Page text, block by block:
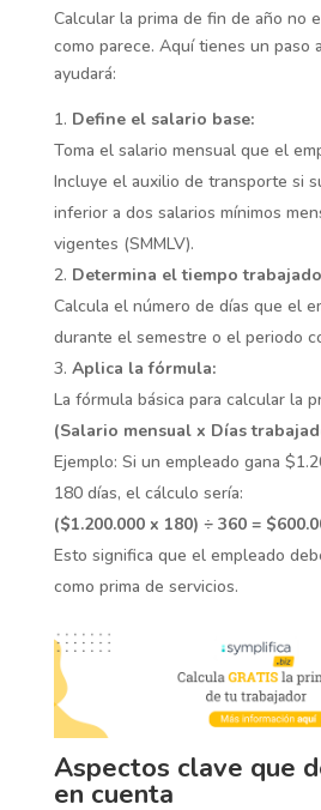
Calcular la prima de fin de año no
como parece. Aquí tienes un paso
ayudará:
Define el salario base:
Toma el salario mensual que el
Incluye el auxilio de transporte si
inferior a dos salarios mínimos
vigentes (SMMLV).
Determina el tiempo
Calcula el número de días que el
durante el semestre o el periodo
Aplica la fórmula:
La fórmula básica para calcular la
(Salario mensual x Días
Ejemplo: Si un empleado gana
180 días, el cálculo sería:
($1.200.000 x 180) ÷ 360 =
Esto significa que el empleado
como prima de servicios.
Aspectos clave que
en cuenta